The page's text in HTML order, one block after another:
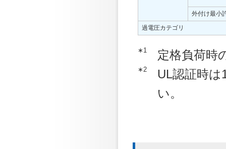
外付け最小
過電圧カテゴリ
∗1 定格負荷時
∗2
UL認証時
い。